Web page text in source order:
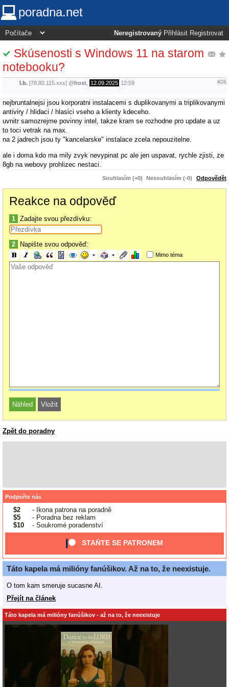
poradna.net
Neregistrovaný Přihlásit Registrovat
Skúsenosti s Windows 11 na starom
notebooku?
l.b. [78.80.115.xxx] @host 12.09.2025 12:59 #26
nejbruntalnejsi jsou korporatni instalacemi s duplikovanymi a triplikovanymi
antiviry / hlidaci / hlasici vseho a klienty kdeceho.
uvnitr samozrejme povinny intel, takze kram se rozhodne pro update a uz
to toci vetrak na max.
na 2 jadrech jsou ty "kancelarske" instalace zcela nepouzitelne.
ale i doma kdo ma mily zvyk nevypinat pc ale jen uspavat, rychle zjisti, ze
8gb na webovy prohlizec nestaci.
Souhlasím (+0) Nesouhlasím (-0) Odpovědět
Reakce na odpověď
1 Zadajte svou přezdívku:
2 Napište svou odpověď:
Mimo téma
Zpět do poradny
Podpořte nás
$2
- Ikona patrona na poradně
$5
- Poradna bez reklam
$10
- Soukromé poradenství
STAŇTE SE PATRONEM
Táto kapela má milióny fanúšikov. Až na to, že neexistuje.
O tom kam smeruje sucasne AI.
Přejít na článek
Táto kapela má milióny fanúšikov - až na to, že neexistuje